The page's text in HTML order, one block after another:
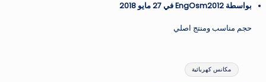
بواسطة EngOsm2012 في 27 مايو 2018
حجم مناسب ومنتج اصلي
العلامات:مكانس كهربائية